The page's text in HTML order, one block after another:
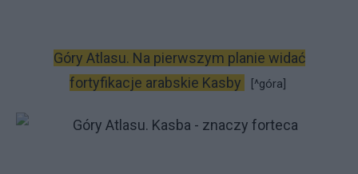
Góry Atlasu. Na pierwszym planie widać
fortyfikacje arabskie Kasby
[^góra]